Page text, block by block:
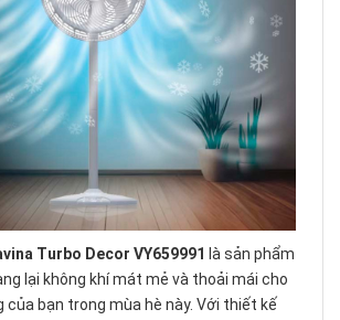
Turbo Decor VY659991 là sản phẩm
lại không khí mát mẻ và thoải mái cho
của bạn trong mùa hè này. Với thiết kế